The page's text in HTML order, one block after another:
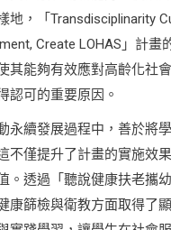
地，「Transdisciplinarity
Create LOHAS」計畫
其能夠有效應對高齡化社
認可的重要原因。
永續發展過程中，善於將
不僅提升了計畫的實施效
。透過「聽說健康扶老攜
康篩檢與衛教方面取得了